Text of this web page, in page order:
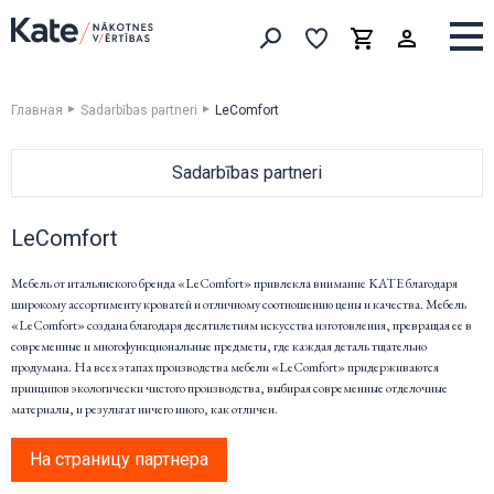
Искать товары
ВыборкаКорзинаВыборка
Главная Sadarbības partneri LeComfort
Sadarbības partneri
Devina Nais
Cane Line
emu
Flai
Nordi
BoConcept
Natuzzi Editions
LeComfort
LeComfort
Мебель от итальянского бренда «LeComfort» привлекла внимание KATE благодаря
широкому ассортименту кроватей и отличному соотношению цены и качества. Мебель
«LeComfort» создана благодаря десятилетиям искусства изготовления, превращая ее в
современные и многофункциональные предметы, где каждая деталь тщательно
продумана. На всех этапах производства мебели «LeComfort» придерживаются
принципов экологически чистого производства, выбирая современные отделочные
материалы, и результат ничего иного, как отличен.
На страницу партнера